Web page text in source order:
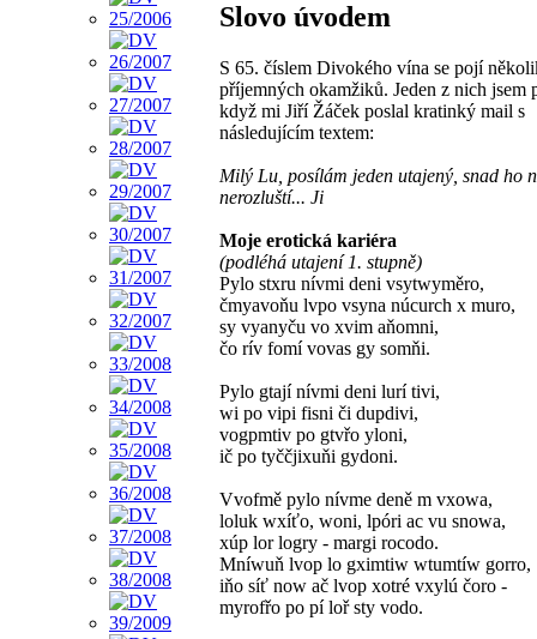
Slovo úvodem
S 65. číslem Divokého vína se pojí
příjemných okamžiků. Jeden z nich jsem
když mi Jiří Žáček poslal kratinký mail s
následujícím textem:
Milý Lu, posílám jeden utajený, snad ho
nerozluští... Ji
Moje erotická kariéra
(podléhá utajení 1. stupně)
Pylo stxru nívmi deni vsytwyměro,
čmyavoňu lvpo vsyna núcurch x muro,
sy vyanyču vo xvim aňomni,
čo rív fomí vovas gy somňi.
Pylo gtají nívmi deni lurí tivi,
wi po vipi fisni či dupdivi,
vogpmtiv po gtvřo yloni,
ič po tyččjixuňi gydoni.
Vvofmě pylo nívme deně m vxowa,
loluk wxíťo, woni, lpóri ac vu snowa,
xúp lor logry - margi rocodo.
Mníwuň lvop lo gximtiw wtumtíw gorro,
iňo síť now ač lvop xotré vxylú čoro -
myrofřo po pí loř sty vodo.